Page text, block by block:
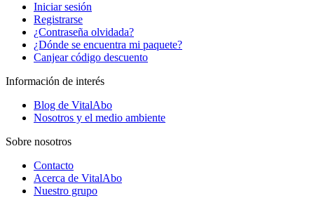
Iniciar sesión
Registrarse
¿Contraseña olvidada?
¿Dónde se encuentra mi paquete?
Canjear código descuento
Información de interés
Blog de VitalAbo
Nosotros y el medio ambiente
Sobre nosotros
Contacto
Acerca de VitalAbo
Nuestro grupo